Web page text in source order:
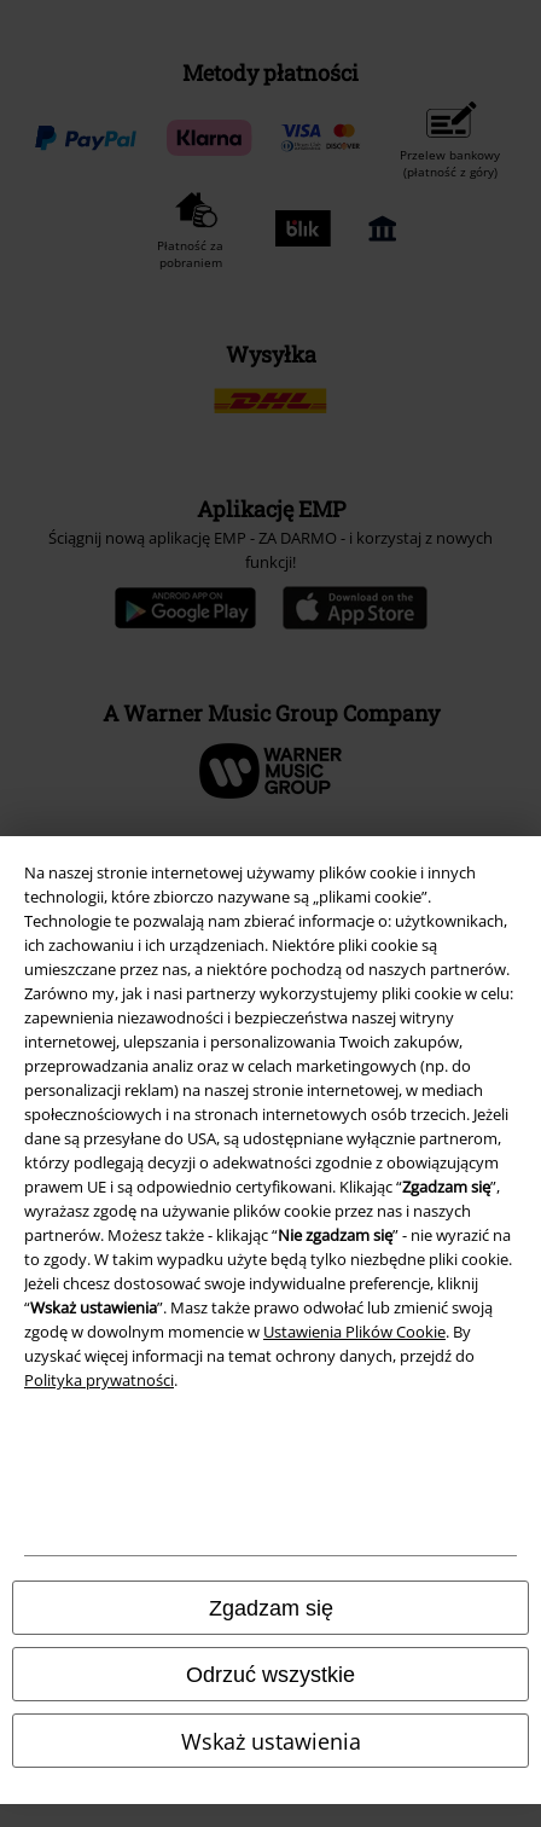
Na naszej stronie internetowej używamy plików cookie i innych
technologii, które zbiorczo nazywane są „plikami cookie”.
Technologie te pozwalają nam zbierać informacje o: użytkownikach,
ich zachowaniu i ich urządzeniach. Niektóre pliki cookie są
umieszczane przez nas, a niektóre pochodzą od naszych partnerów.
Zarówno my, jak i nasi partnerzy wykorzystujemy pliki cookie w celu:
zapewnienia niezawodności i bezpieczeństwa naszej witryny
internetowej, ulepszania i personalizowania Twoich zakupów,
przeprowadzania analiz oraz w celach marketingowych (np. do
personalizacji reklam) na naszej stronie internetowej, w mediach
społecznościowych i na stronach internetowych osób trzecich. Jeżeli
dane są przesyłane do USA, są udostępniane wyłącznie partnerom,
którzy podlegają decyzji o adekwatności zgodnie z obowiązującym
prawem UE i są odpowiednio certyfikowani. Klikając “Zgadzam się”,
wyrażasz zgodę na używanie plików cookie przez nas i naszych
partnerów. Możesz także - klikając “Nie zgadzam się” - nie wyrazić na
to zgody. W takim wypadku użyte będą tylko niezbędne pliki cookie.
Jeżeli chcesz dostosować swoje indywidualne preferencje, kliknij
“Wskaż ustawienia”. Masz także prawo odwołać lub zmienić swoją
zgodę w dowolnym momencie w Ustawienia Plików Cookie. By
uzyskać więcej informacji na temat ochrony danych, przejdź do
Polityka prywatności.
Zgadzam się
Odrzuć wszystkie
Wskaż ustawienia
Metody płatności
Przelew bankowy
(płatność z góry)
Płatność za
pobraniem
Wysyłka
Aplikację EMP
Ściągnij nową aplikację EMP - ZA DARMO - i korzystaj z nowych
funkcji!
A Warner Music Group Company
Informacje prawne
Regulamin
Dane firmy
Polityka prywatności
Unieszkodliwianie odpadów i ochrona środowiska
Deklaracja Zgodności
Informacje dotyczące dostępności
© 1986-2026 E.M.P. Merchandising HGmbH
Sklepy internetowe EMP